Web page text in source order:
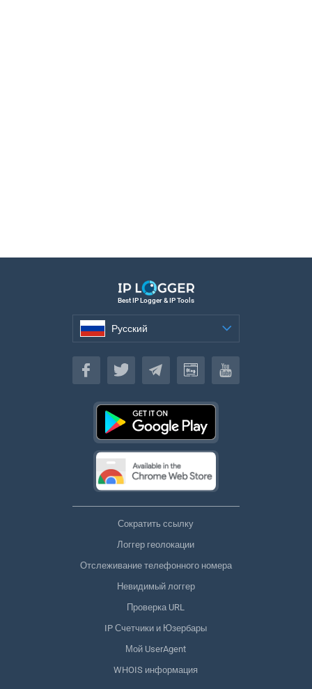
Best IP Logger & IP Tools
Русский
Русский
Сократить ссылку
Логгер геолокации
Отслеживание телефонного номера
Невидимый логгер
Проверка URL
IP Счетчики и Юзербары
Мой UserAgent
WHOIS информация